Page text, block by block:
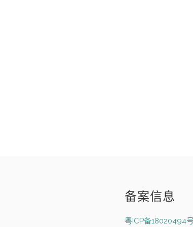
备案信息
粤ICP备18020494号